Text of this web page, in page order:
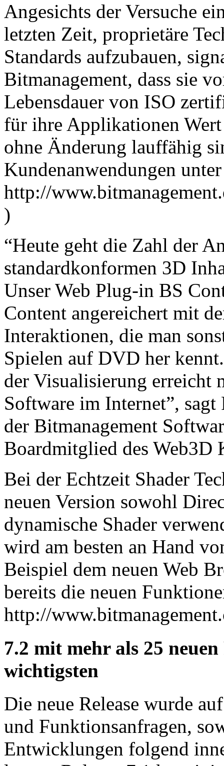
Angesichts der Versuche
letzten Zeit, proprietäre
Standards aufzubauen,
Bitmanagement, dass sie
Lebensdauer von ISO
für ihre Applikationen Wert
ohne Änderung lauffähig
Kundenanwendungen
http://
)
“Heute geht die Zahl der
standardkonformen 3D
Unser Web Plug-in BS
Content angereichert mit
Interaktionen, die man
Spielen auf DVD her
der Visualisierung erreicht
Software im Internet”,
der Bitmanagement
Boardmitglied des
Bei der Echtzeit Shader
neuen Version sowohl
dynamische Shader
wird am besten an Hand
Beispiel dem neuen Web
bereits die neuen
http://
7.2 mit mehr als 25
wichtigsten
Die neue Release wurde
und Funktionsanfragen,
Entwicklungen folgend